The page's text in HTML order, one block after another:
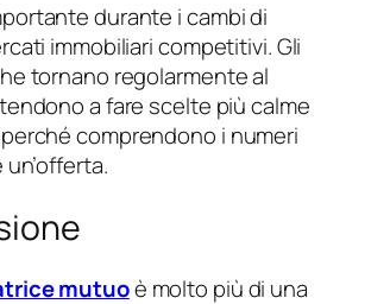
durante i cambi di
immobiliari competitivi. Gli
tornano regolarmente al
a fare scelte più calme
comprendono i numeri
mutuoè molto più di una